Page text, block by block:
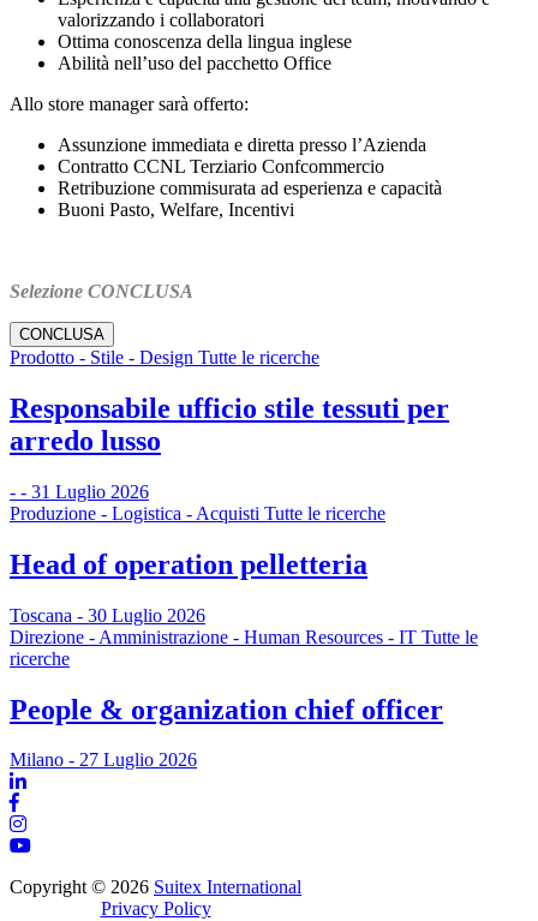
valorizzando i collaboratori
Ottima conoscenza della lingua inglese
Abilità nell’uso del pacchetto Office
Allo store manager sarà offerto:
Assunzione immediata e diretta presso l’Azienda
Contratto CCNL Terziario Confcommercio
Retribuzione commisurata ad esperienza e capacità
Buoni Pasto, Welfare, Incentivi
Selezione CONCLUSA
CONCLUSA
Prodotto - Stile - Design Tutte le ricerche
Responsabile ufficio stile tessuti per
arredo lusso
- - 31 Luglio 2026
Produzione - Logistica - Acquisti Tutte le ricerche
Head of operation pelletteria
Toscana - 30 Luglio 2026
Direzione - Amministrazione - Human Resources - IT Tutte le
ricerche
People & organization chief officer
Milano - 27 Luglio 2026
Copyright © 2026 Suitex International
Privacy Policy